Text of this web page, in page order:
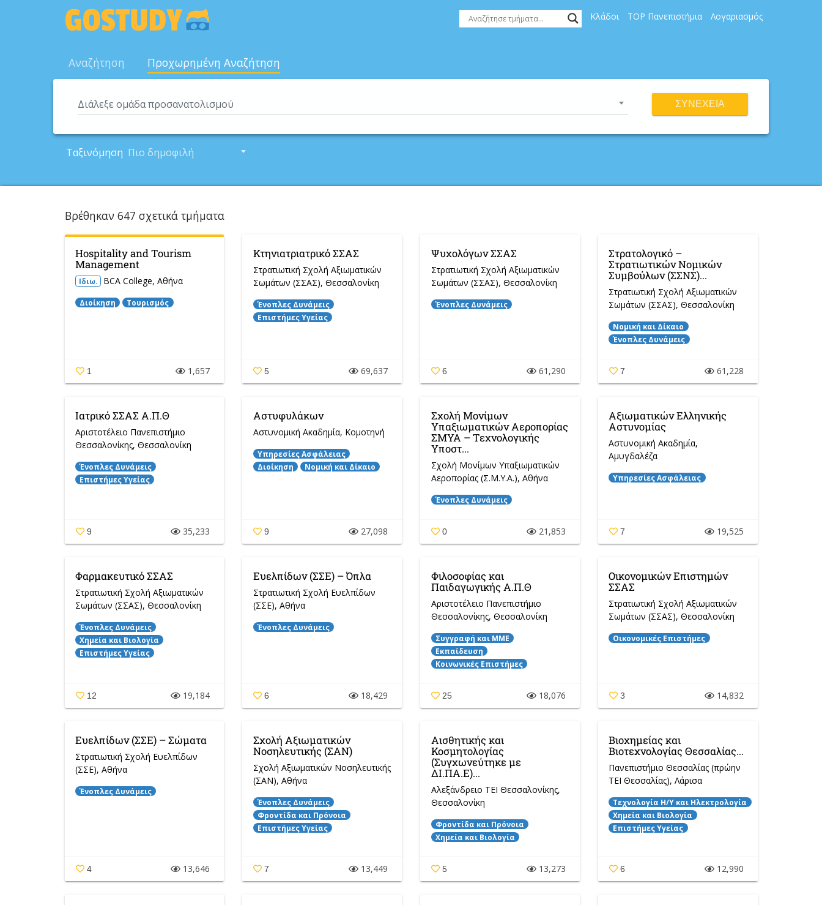
Κλάδοι TOP Πανεπιστήμια Λογαριασμός
Αναζήτηση Προχωρημένη Αναζήτηση
Διάλεξε ομάδα προσανατολισμού ΣΥΝΈΧΕΙΑ
Ταξινόμηση Πιο δημοφιλή
Βρέθηκαν 647 σχετικά τμήματα
Κτηνιατριατρικό ΣΣΑΣ
Στρατιωτική Σχολή Αξιωματικών
Σωμάτων (ΣΣΑΣ), Θεσσαλονίκη
Ένοπλες Δυνάμεις
Επιστήμες Υγείας
5 69,637
Ψυχολόγων ΣΣΑΣ
Στρατιωτική Σχολή Αξιωματικών
Σωμάτων (ΣΣΑΣ), Θεσσαλονίκη
Ένοπλες Δυνάμεις
6 61,290
Στρατολογικό –
Στρατιωτικών Νομικών
Συμβούλων (ΣΣΝΣ)...
Στρατιωτική Σχολή Αξιωματικών
Σωμάτων (ΣΣΑΣ), Θεσσαλονίκη
Νομική και Δίκαιο
Ένοπλες Δυνάμεις
7 61,228
Ιατρικό ΣΣΑΣ Α.Π.Θ
Αριστοτέλειο Πανεπιστήμιο
Θεσσαλονίκης, Θεσσαλονίκη
Ένοπλες Δυνάμεις
Επιστήμες Υγείας
9 35,233
Αστυφυλάκων
Αστυνομική Ακαδημία, Κομοτηνή
Υπηρεσίες Ασφάλειας
Διοίκηση
Νομική και Δίκαιο
9 27,098
Σχολή Μονίμων
Υπαξιωματικών Αεροπορίας
ΣΜΥΑ – Τεχνολογικής
Υποστ...
Σχολή Μονίμων Υπαξιωματικών
Αεροπορίας (Σ.Μ.Υ.Α.), Αθήνα
Ένοπλες Δυνάμεις
0 21,853
Αξιωματικών Ελληνικής
Αστυνομίας
Αστυνομική Ακαδημία,
Αμυγδαλέζα
Υπηρεσίες Ασφάλειας
7 19,525
Φαρμακευτικό ΣΣΑΣ
Στρατιωτική Σχολή Αξιωματικών
Σωμάτων (ΣΣΑΣ), Θεσσαλονίκη
Ένοπλες Δυνάμεις
Χημεία και Βιολογία
Επιστήμες Υγείας
12 19,184
Ευελπίδων (ΣΣΕ) – Όπλα
Στρατιωτική Σχολή Ευελπίδων
(ΣΣΕ), Αθήνα
Ένοπλες Δυνάμεις
6 18,429
Φιλοσοφίας και
Παιδαγωγικής Α.Π.Θ
Αριστοτέλειο Πανεπιστήμιο
Θεσσαλονίκης, Θεσσαλονίκη
Συγγραφή και ΜΜΕ
Εκπαίδευση
Κοινωνικές Επιστήμες
25 18,076
Οικονομικών Επιστημών
ΣΣΑΣ
Στρατιωτική Σχολή Αξιωματικών
Σωμάτων (ΣΣΑΣ), Θεσσαλονίκη
Οικονομικές Επιστήμες
3 14,832
Ευελπίδων (ΣΣΕ) – Σώματα
Στρατιωτική Σχολή Ευελπίδων
(ΣΣΕ), Αθήνα
Ένοπλες Δυνάμεις
4 13,646
Σχολή Αξιωματικών
Νοσηλευτικής (ΣΑΝ)
Σχολή Αξιωματικών Νοσηλευτικής
(ΣΑΝ), Αθήνα
Ένοπλες Δυνάμεις
Φροντίδα και Πρόνοια
Επιστήμες Υγείας
7 13,449
Αισθητικής και
Κοσμητολογίας
(Συγχωνεύτηκε με
ΔΙ.ΠΑ.Ε)...
Αλεξάνδρειο ΤΕΙ Θεσσαλονίκης,
Θεσσαλονίκη
Φροντίδα και Πρόνοια
Χημεία και Βιολογία
5 13,273
Βιοχημείας και
Βιοτεχνολογίας Θεσσαλίας...
Πανεπιστήμιο Θεσσαλίας (πρώην
ΤΕΙ Θεσσαλίας), Λάρισα
Τεχνολογία Η/Y και Ηλεκτρολογία
Χημεία και Βιολογία
Επιστήμες Υγείας
6 12,990
Hospitality and Tourism
Management
Ιδιω. BCA College, Αθήνα
Διοίκηση Τουρισμός
1 1,657